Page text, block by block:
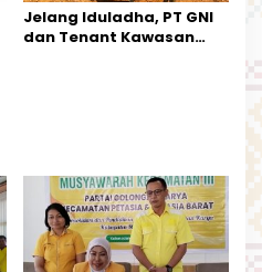
Jelang Iduladha, PT GNI
dan Tenant Kawasan